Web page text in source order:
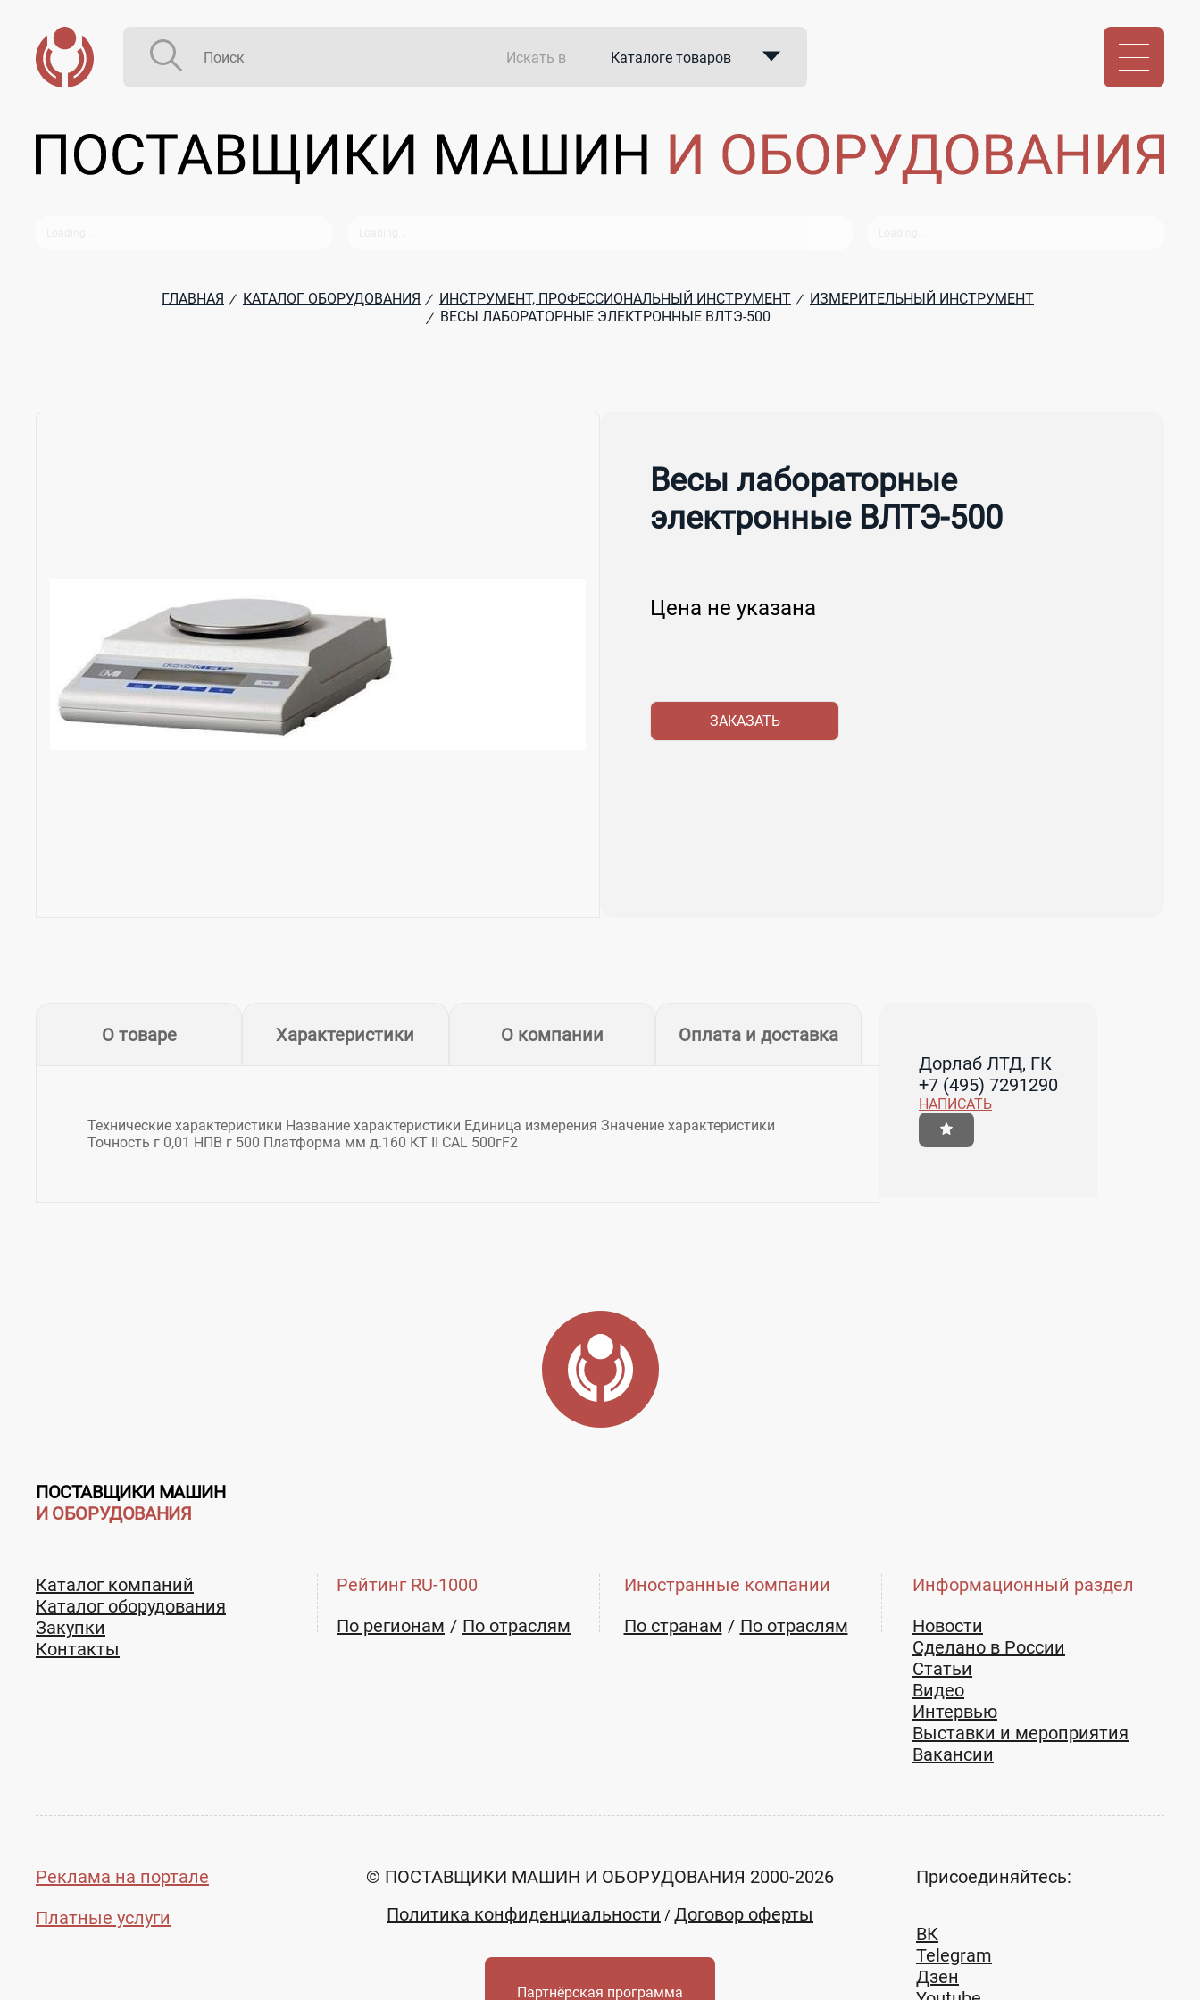
Искать в Каталоге товаров
В закупках
ГЛАВНАЯ / КАТАЛОГ ОБОРУДОВАНИЯ / ИНСТРУМЕНТ, ПРОФЕССИОНАЛЬНЫЙ ИНСТРУМЕНТ / ИЗМЕРИТЕЛЬНЫЙ ИНСТРУМЕНТ
/
ВЕСЫ ЛАБОРАТОРНЫЕ ЭЛЕКТРОННЫЕ ВЛТЭ-500
Весы лабораторные
электронные ВЛТЭ-500
Цена не указана
ЗАКАЗАТЬ
О товаре Характеристики О компании Оплата и доставка
Технические характеристики Название характеристики Единица измерения Значение характеристики
Точность г 0,01 НПВ г 500 Платформа мм д.160 КТ II CAL 500гF2
Дорлаб ЛТД, ГК
+7 (495) 7291290
НАПИСАТЬ
ПОСТАВЩИКИ МАШИН
И ОБОРУДОВАНИЯ
Каталог компаний
Каталог оборудования
Закупки
Контакты
Рейтинг RU-1000
По регионам
По отраслям
Иностранные компании
По странам
По отраслям
Информационный раздел
Новости
Сделано в России
Статьи
Видео
Интервью
Выставки и мероприятия
Вакансии
Реклама на портале
Платные услуги
© ПОСТАВЩИКИ МАШИН И ОБОРУДОВАНИЯ 2000-2026
Политика конфиденциальности / Договор оферты
Партнёрская программа
Присоединяйтесь:
ВК
Telegram
Дзен